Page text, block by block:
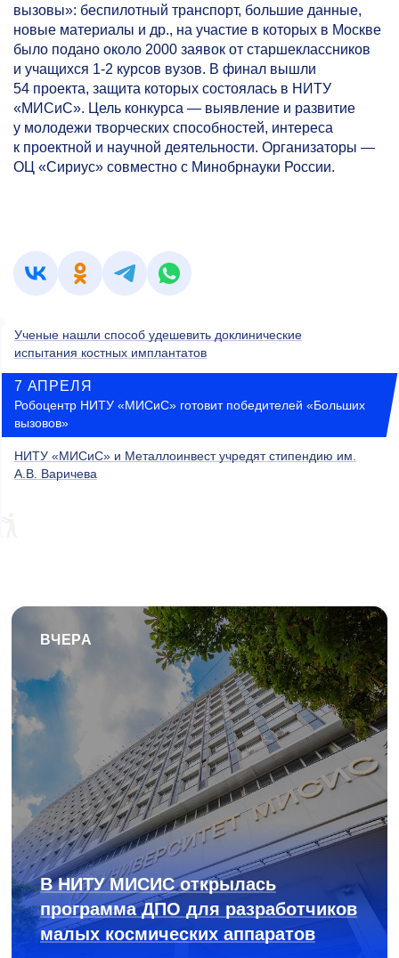
вызовы»: беспилотный транспорт, большие данные,
новые материалы и др., на участие в которых в Москве
было подано около 2000 заявок от старшеклассников
и учащихся 1-2 курсов вузов. В финал вышли
54 проекта, защита которых состоялась в НИТУ
«МИСиС». Цель конкурса — выявление и развитие
у молодежи творческих способностей, интереса
к проектной и научной деятельности. Организаторы —
ОЦ «Сириус» совместно с Минобрнауки России.
Ученые нашли способ удешевить доклинические
испытания костных имплантатов
7 АПРЕЛЯ
Робоцентр НИТУ «МИСиС» готовит победителей «Больших
вызовов»
НИТУ «МИСиС» и Металлоинвест учредят стипендию им.
А.В. Варичева
ВЧЕРА
В НИТУ МИСИС открылась
программа ДПО для разработчиков
малых космических аппаратов